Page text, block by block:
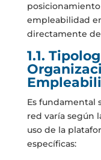
empleabilidad
directamente de
1.1.
Es fundamental
red varía según
uso de la
específicas: